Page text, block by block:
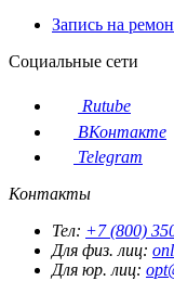
Запись на
Социальные сети
Rutube
ВКонтакте
Telegram
Контакты
Тел: +7 (800)
Для физ. лиц:
Для юр. лиц: